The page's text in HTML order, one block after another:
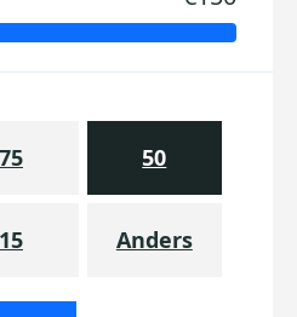
75 50
15 Anders